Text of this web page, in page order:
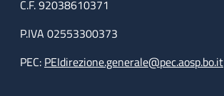
C.F. 92038610371
P.IVA 02553300373
PEC: PEIdirezione.generale@pec.aosp.bo.it